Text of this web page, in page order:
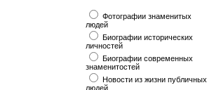
Фотографии знаменитых
людей
Биографии исторических
личностей
Биографии современных
знаменитостей
Новости из жизни публичных
людей